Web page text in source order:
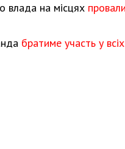
влада на місцях
братиме участь у